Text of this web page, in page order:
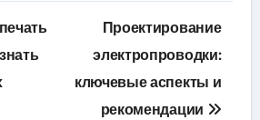
Проектирование
электропроводки:
ключевые аспекты и
рекомендации